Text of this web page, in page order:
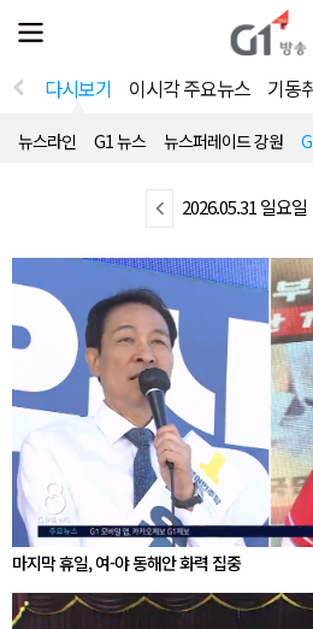
전
체
뉴
열
다시보기 이시각 주요뉴스 기동
뉴스라인 G1 뉴스 뉴스퍼레이드 강원
이
뉴
스
2026.05.31 일요일
음
뉴
마지막 휴일, 여-야 동해안 화력 집중